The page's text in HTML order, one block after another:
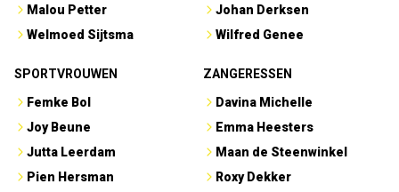
Malou Petter
Welmoed Sijtsma
Johan Derksen
Wilfred Genee
SPORTVROUWEN
Femke Bol
Joy Beune
Jutta Leerdam
Pien Hersman
ZANGERESSEN
Davina Michelle
Emma Heesters
Maan de Steenwinkel
Roxy Dekker